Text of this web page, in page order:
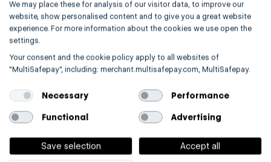
We may place these for analysis of our visitor data, to improve our
website, show personalised content and to give you a great website
experience. For more information about the cookies we use open the
settings.
Your consent and the cookie policy apply to all websites of
"MultiSafepay", including: merchant.multisafepay.com, MultiSafepay.
Necessary
Performance
Functional
Advertising
Save selection
Accept all